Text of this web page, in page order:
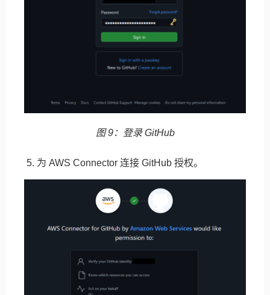
图 9：登录 GitHub
5. 为 AWS Connector 连接 GitHub 授权。